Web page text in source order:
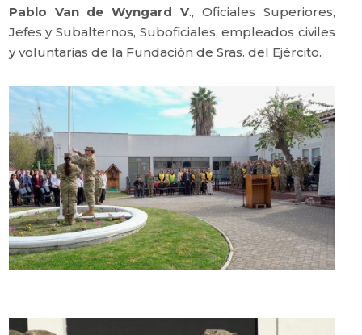
Pablo Van de Wyngard V., Oficiales Superiores,
Jefes y Subalternos, Suboficiales, empleados civiles
y voluntarias de la Fundación de Sras. del Ejército.